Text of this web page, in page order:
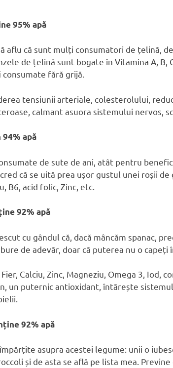
95% apă
aflu că sunt mulți consumatori de țelină,
de țelină sunt bogate în Vitamina A, B,
fără grijă.
tensiunii arteriale, colesterolului,
calmant asuora sistemului nervos,
apă
de sute de ani, atât pentru
că se uită prea ușor gustul unei roșii
B6, acid folic, Zinc, etc.
92% apă
cu gândul că, dacă mâncăm spanac,
de adevăr, doar că puterea nu o capeți
Calciu, Zinc, Magneziu, Omega 3, Iod,
un puternic antioxidant, întărește
92% apă
asupra acestei legume: unii o
și de asta se află pe lista mea.